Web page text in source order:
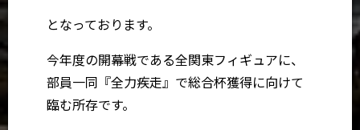
となっております。
今年度の開幕戦である全関東フィギュアに、
部員一同『全力疾走』で総合杯獲得に向けて
臨む所存です。